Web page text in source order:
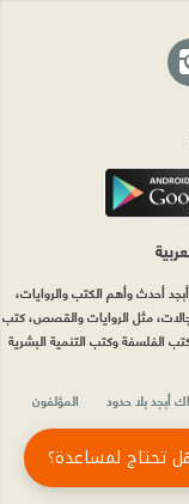
أحدث وأهم الكتب والروايات،
مثل الروايات والقصص، كتب
الفلسفة وكتب التنمية البشرية
أبجد بلا حدود
المؤلفون
تحتاج لمساعدة؟